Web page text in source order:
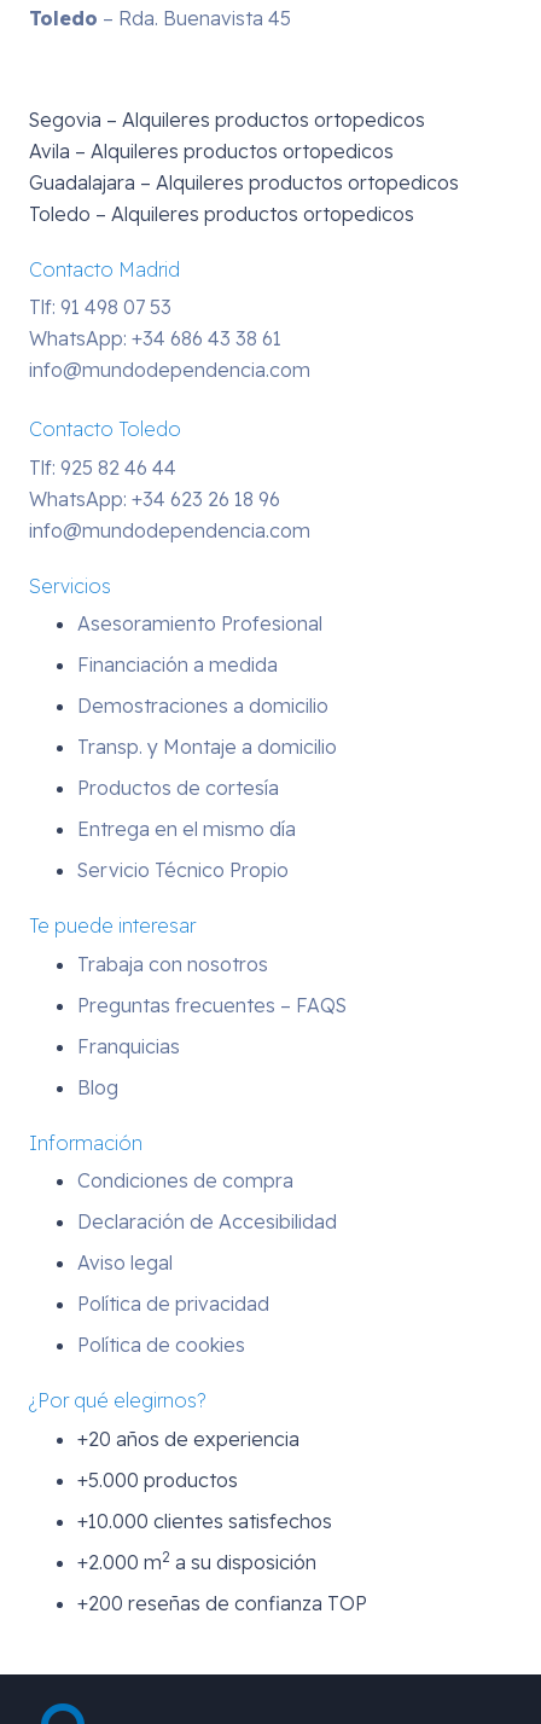
Toledo – Rda. Buenavista 45
Segovia – Alquileres productos ortopedicos
Avila – Alquileres productos ortopedicos
Guadalajara – Alquileres productos ortopedicos
Toledo – Alquileres productos ortopedicos
Contacto Madrid
Tlf: 91 498 07 53
WhatsApp: +34 686 43 38 61
info@mundodependencia.com
Contacto Toledo
Tlf: 925 82 46 44
WhatsApp: +34 623 26 18 96
info@mundodependencia.com
Servicios
Asesoramiento Profesional
Financiación a medida
Demostraciones a domicilio
Transp. y Montaje a domicilio
Productos de cortesía
Entrega en el mismo día
Servicio Técnico Propio
Te puede interesar
Trabaja con nosotros
Preguntas frecuentes – FAQS
Franquicias
Blog
Información
Condiciones de compra
Declaración de Accesibilidad
Aviso legal
Política de privacidad
Política de cookies
¿Por qué elegirnos?
+20 años de experiencia
+5.000 productos
+10.000 clientes satisfechos
+2.000 m2 a su disposición
+200 reseñas de confianza TOP